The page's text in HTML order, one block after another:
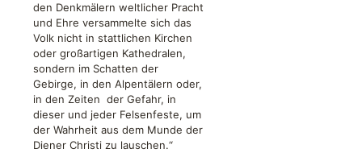
den Denkmälern weltlicher Pracht
und Ehre versammelte sich das
Volk nicht in stattlichen Kirchen
oder großartigen Kathedralen,
sondern im Schatten der
Gebirge, in den Alpentälern oder,
in den Zeiten der Gefahr, in
dieser und jeder Felsenfeste, um
der Wahrheit aus dem Munde der
Diener Christi zu lauschen.“